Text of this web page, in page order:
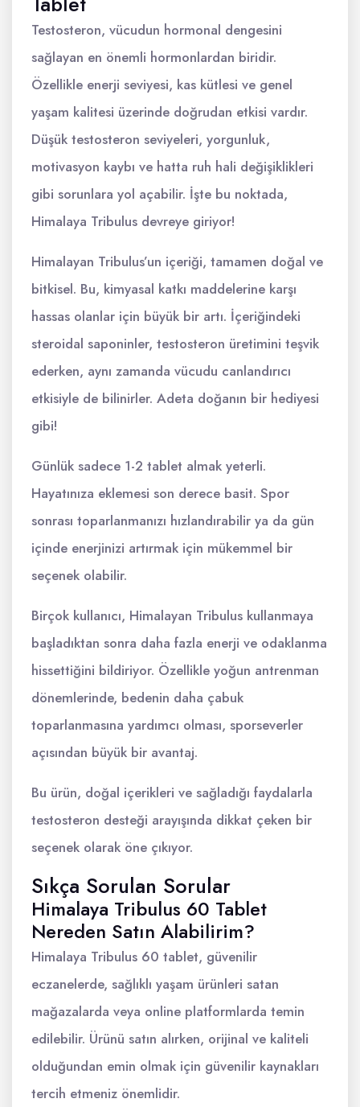
Testosteron, vücudun hormonal dengesini
sağlayan en önemli hormonlardan biridir.
Özellikle enerji seviyesi, kas kütlesi ve genel
yaşam kalitesi üzerinde doğrudan etkisi vardır.
Düşük testosteron seviyeleri, yorgunluk,
motivasyon kaybı ve hatta ruh hali değişiklikleri
gibi sorunlara yol açabilir. İşte bu noktada,
Himalaya Tribulus devreye giriyor!
Himalayan Tribulus’un içeriği, tamamen doğal ve
bitkisel. Bu, kimyasal katkı maddelerine karşı
hassas olanlar için büyük bir artı. İçeriğindeki
steroidal saponinler, testosteron üretimini teşvik
ederken, aynı zamanda vücudu canlandırıcı
etkisiyle de bilinirler. Adeta doğanın bir hediyesi
gibi!
Günlük sadece 1-2 tablet almak yeterli.
Hayatınıza eklemesi son derece basit. Spor
sonrası toparlanmanızı hızlandırabilir ya da gün
içinde enerjinizi artırmak için mükemmel bir
seçenek olabilir.
Birçok kullanıcı, Himalayan Tribulus kullanmaya
başladıktan sonra daha fazla enerji ve odaklanma
hissettiğini bildiriyor. Özellikle yoğun antrenman
dönemlerinde, bedenin daha çabuk
toparlanmasına yardımcı olması, sporseverler
açısından büyük bir avantaj.
Bu ürün, doğal içerikleri ve sağladığı faydalarla
testosteron desteği arayışında dikkat çeken bir
seçenek olarak öne çıkıyor.
Sıkça Sorulan Sorular
Himalaya Tribulus 60 Tablet
Nereden Satın Alabilirim?
Himalaya Tribulus 60 tablet, güvenilir
eczanelerde, sağlıklı yaşam ürünleri satan
mağazalarda veya online platformlarda temin
edilebilir. Ürünü satın alırken, orijinal ve kaliteli
olduğundan emin olmak için güvenilir kaynakları
tercih etmeniz önemlidir.